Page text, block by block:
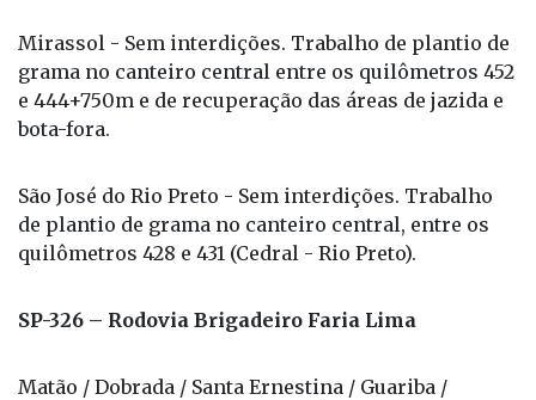
Mirassol - Sem interdições. Trabalho de plantio de
grama no canteiro central entre os quilômetros 452
e 444+750m e de recuperação das áreas de jazida e
bota-fora.
São José do Rio Preto - Sem interdições. Trabalho
de plantio de grama no canteiro central, entre os
quilômetros 428 e 431 (Cedral - Rio Preto).
SP-326 – Rodovia Brigadeiro Faria Lima
Matão / Dobrada / Santa Ernestina / Guariba /